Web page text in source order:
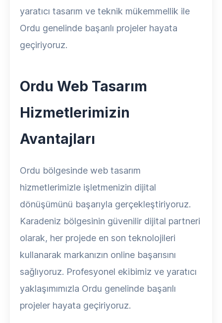
yaratıcı tasarım ve teknik mükemmellik ile
Ordu genelinde başarılı projeler hayata
geçiriyoruz.
Ordu Web Tasarım
Hizmetlerimizin
Avantajları
Ordu bölgesinde web tasarım
hizmetlerimizle işletmenizin dijital
dönüşümünü başarıyla gerçekleştiriyoruz.
Karadeniz bölgesinin güvenilir dijital partneri
olarak, her projede en son teknolojileri
kullanarak markanızın online başarısını
sağlıyoruz. Profesyonel ekibimiz ve yaratıcı
yaklaşımımızla Ordu genelinde başarılı
projeler hayata geçiriyoruz.